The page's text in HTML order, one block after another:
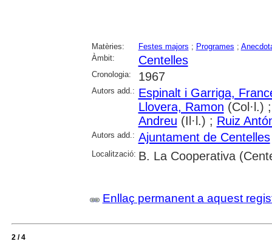
Matèries: Festes majors ; Programes ;
Àmbit:
Centelles
Cronologia: 1967
Autors add.: Espinalt i Garriga,
Llovera, Ramon (Col·l.)
Andreu (Il·l.) ; Ruiz
Autors add.: Ajuntament de Centelles
Localització: B. La Cooperativa
Enllaç permanent a aquest
2 / 4